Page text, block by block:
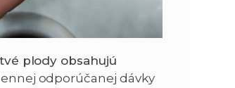
plody obsahujú
odporúčanej dávky